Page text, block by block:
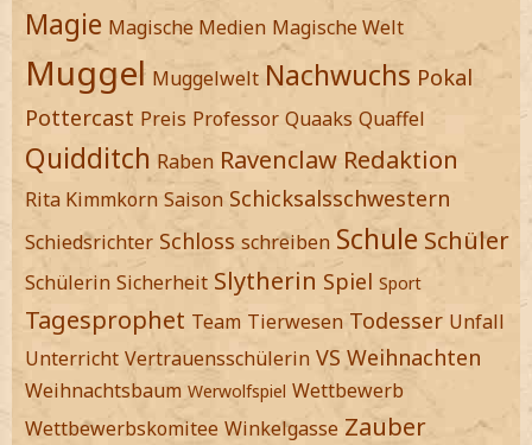
Magie Magische Medien Magische Welt
Muggel Muggelwelt Nachwuchs Pokal
Pottercast Preis Professor Quaaks Quaffel
Quidditch Raben Ravenclaw Redaktion
Rita Kimmkorn Saison Schicksalsschwestern
Schiedsrichter Schloss schreiben Schule Schüler
Schülerin Sicherheit Slytherin Spiel Sport
Tagesprophet Team Tierwesen Todesser Unfall
Unterricht Vertrauensschülerin VS Weihnachten
Weihnachtsbaum Werwolfspiel Wettbewerb
Wettbewerbskomitee Winkelgasse Zauber